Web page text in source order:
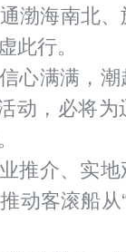
渤海南北
行。
心满满，
动，必将
推介、实
动客滚船从